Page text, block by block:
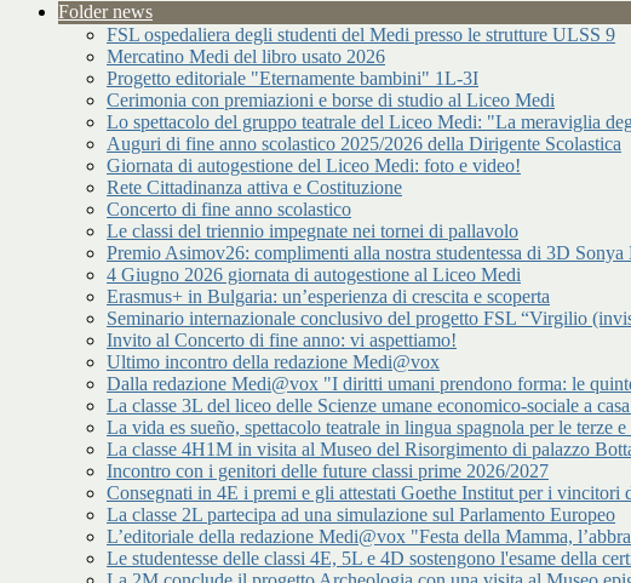
Folder news
FSL ospedaliera degli studenti del Medi presso le strutture ULSS 9
Mercatino Medi del libro usato 2026
Progetto editoriale "Eternamente bambini" 1L-3I
Cerimonia con premiazioni e borse di studio al Liceo Medi
Lo spettacolo del gruppo teatrale del Liceo Medi: "La meraviglia
Auguri di fine anno scolastico 2025/2026 della Dirigente Scolastica
Giornata di autogestione del Liceo Medi: foto e video!
Rete Cittadinanza attiva e Costituzione
Concerto di fine anno scolastico
Le classi del triennio impegnate nei tornei di pallavolo
Premio Asimov26: complimenti alla nostra studentessa di 3D Sonya
4 Giugno 2026 giornata di autogestione al Liceo Medi
Erasmus+ in Bulgaria: un’esperienza di crescita e scoperta
Seminario internazionale conclusivo del progetto FSL “Virgilio
Invito al Concerto di fine anno: vi aspettiamo!
Ultimo incontro della redazione Medi@vox
Dalla redazione Medi@vox "I diritti umani prendono forma: le
La classe 3L del liceo delle Scienze umane economico-sociale a
La vida es sueño, spettacolo teatrale in lingua spagnola per le terze
La classe 4H1M in visita al Museo del Risorgimento di palazzo
Incontro con i genitori delle future classi prime 2026/2027
Consegnati in 4E i premi e gli attestati Goethe Institut per i vincitori
La classe 2L partecipa ad una simulazione sul Parlamento Europeo
L’editoriale della redazione Medi@vox "Festa della Mamma,
Le studentesse delle classi 4E, 5L e 4D sostengono l'esame della